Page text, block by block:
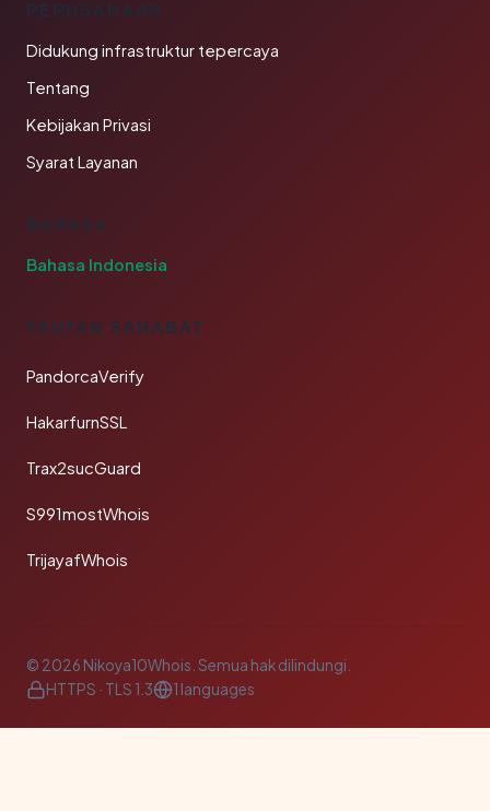
PERUSAHAAN
Didukung infrastruktur tepercaya
Tentang
Kebijakan Privasi
Syarat Layanan
BAHASA
Bahasa Indonesia
TAUTAN SAHABAT
PandorcaVerify
HakarfurnSSL
Trax2sucGuard
S991mostWhois
TrijayafWhois
© 2026 Nikoya10Whois. Semua hak dilindungi.
HTTPS · TLS 1.3
1 languages